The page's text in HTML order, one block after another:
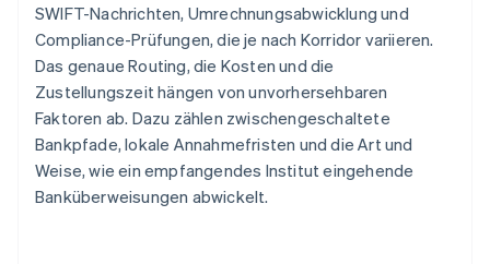
SWIFT-Nachrichten, Umrechnungsabwicklung und
Compliance-Prüfungen, die je nach Korridor variieren.
Das genaue Routing, die Kosten und die
Zustellungszeit hängen von unvorhersehbaren
Faktoren ab. Dazu zählen zwischengeschaltete
Bankpfade, lokale Annahmefristen und die Art und
Weise, wie ein empfangendes Institut eingehende
Banküberweisungen abwickelt.